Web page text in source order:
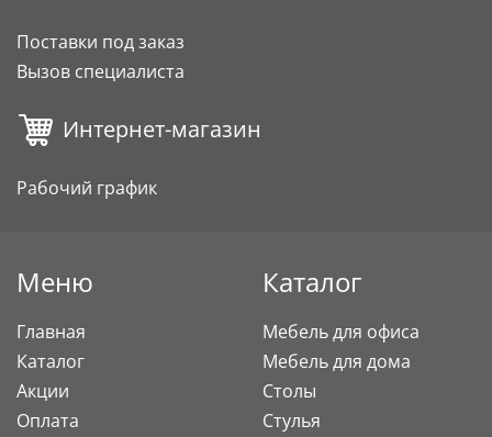
Поставки под заказ
Вызов специалиста
Интернет-магазин
Рабочий график
Меню
Главная
Каталог
Акции
Оплата
Каталог
Мебель для офиса
Мебель для дома
Столы
Стулья